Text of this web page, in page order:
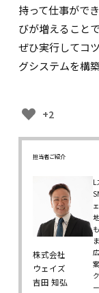
持って仕事がで
びが増えること
ぜひ実行してコ
グシステムを構
+2
担当者ご紹介
株式会社
ウェイズ
吉田 知弘
L